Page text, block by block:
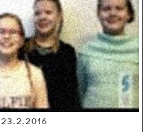
23.2.2016